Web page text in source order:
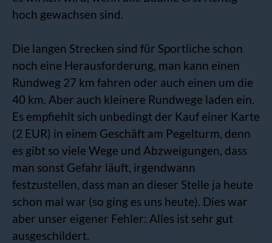
hoch gewachsen sind.
Die langen Strecken sind für Sportliche schon
noch eine Herausforderung, man kann einen
Rundweg 27 km fahren oder auch einen um die
40 km. Aber auch kleinere Rundwege laden ein.
Es empfiehlt sich unbedingt der Kauf einer Karte
(2 EUR) in einem Geschäft am Pegelturm, denn
es gibt so viele Wege und Abzweigungen, dass
man sonst Gefahr läuft, irgendwann
festzustellen, dass man an dieser Stelle ja heute
schon mal war (so ging es uns heute). Dies war
aber unser eigener Fehler: Alles ist sehr gut
ausgeschildert.